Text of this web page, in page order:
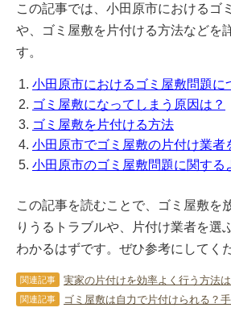
この記事では、小田原市におけるゴ
や、ゴミ屋敷を片付ける方法などを
す。
小田原市におけるゴミ屋敷問題に
ゴミ屋敷になってしまう原因は？
ゴミ屋敷を片付ける方法
小田原市でゴミ屋敷の片付け業者
小田原市のゴミ屋敷問題に関する
この記事を読むことで、ゴミ屋敷を
りうるトラブルや、片付け業者を選
わかるはずです。ぜひ参考にしてく
関連記事
関連記事